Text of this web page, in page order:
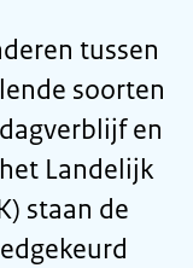
tussen
soorten
en
Landelijk
staan de